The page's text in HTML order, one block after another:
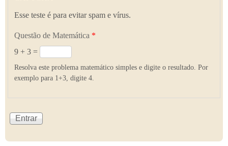
Esse teste é para evitar spam e vírus.
Questão de Matemática *
9 + 3 =
Resolva este problema matemático simples e digite o resultado. Por
exemplo para 1+3, digite 4.